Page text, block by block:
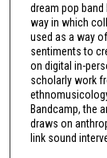
dream pop
way in which
used as a way
sentiments to
on digital in-
scholarly work
Bandcamp, the
draws on
link sound